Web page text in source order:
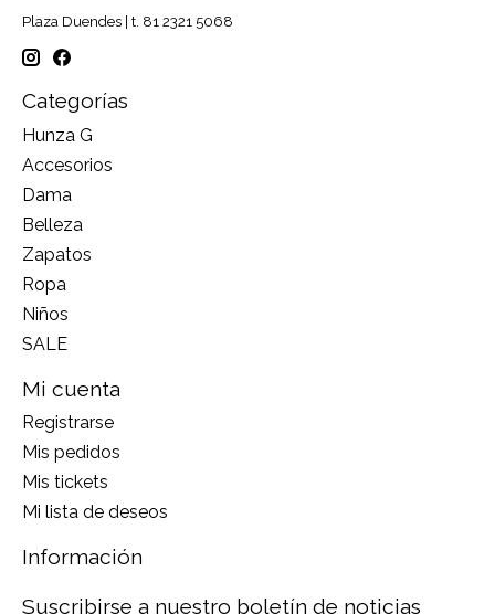
Plaza Duendes | t. 81 2321 5068
Categorías
Hunza G
Accesorios
Dama
Belleza
Zapatos
Ropa
Niños
SALE
Mi cuenta
Registrarse
Mis pedidos
Mis tickets
Mi lista de deseos
Información
Suscribirse a nuestro boletín de noticias